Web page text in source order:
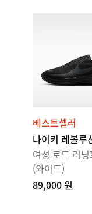
베스트셀러
나이키 레볼루
여성 로드 러닝
(와이드)
89,000 원